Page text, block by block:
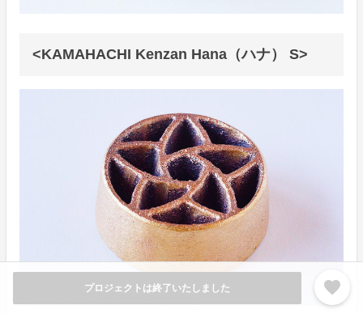
プロジェクトは終了いたしました favorite
<KAMAHACHI Kenzan Hana（ハナ） S>